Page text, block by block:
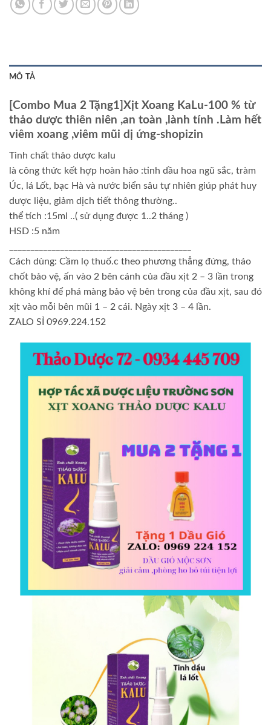
MÔ TẢ
[Combo Mua 2 Tặng1]Xịt Xoang KaLu-100 % từ
thảo dược thiên niên ,an toàn ,lành tính .Làm hết
viêm xoang ,viêm mũi dị ứng-shopizin
Tinh chất thảo dược kalu
là công thức kết hợp hoàn hảo :tinh dầu hoa ngũ sắc, tràm
Úc, lá Lốt, bạc Hà và nước biển sâu tự nhiên giúp phát huy
dược liệu, giảm dịch tiết thông thường..
thể tích :15ml ..( sử dụng được 1..2 tháng )
HSD :5 năm
Cách dùng: Cầm lọ thuố.c theo phương thẳng đứng, tháo
chốt bảo vệ, ấn vào 2 bên cánh của đầu xịt 2 – 3 lần trong
không khí để phá màng bảo vệ bên trong của đầu xịt, sau đó
xịt vào mỗi bên mũi 1 – 2 cái. Ngày xịt 3 – 4 lần.
ZALO SỈ 0969.224.152